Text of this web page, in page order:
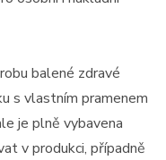
balené zdravé
s vlastním pramenem
je plně vybavena
v produkci, případně